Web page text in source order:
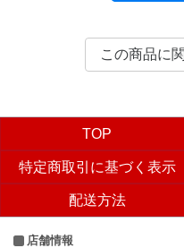
TOP
特定商取引に基づく表示
配送方法
店舗情報